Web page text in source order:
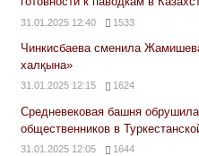
31.01.2025 12:40 1533
Чинкисбаева сменила
халқына»
31.01.2025 12:15 1624
Средневековая башня
общественников в
31.01.2025 12:05 1644